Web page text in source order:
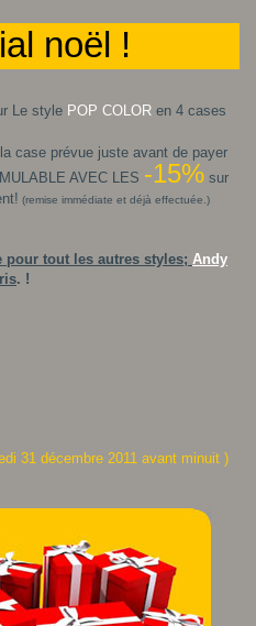
noël !
Le style POP COLOR en 4 cases
case prévue juste avant de payer
AVEC LES -15% sur
(remise immédiate et déjà effectuée.)
pour tout les autres styles; Andy
. !
31 décembre 2011 avant minuit )